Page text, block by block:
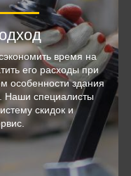
время на
его расходы при
особенности здания
Наши специалисты
скидок и